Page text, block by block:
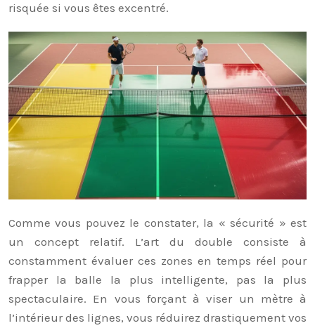
risquée si vous êtes excentré.
Comme vous pouvez le constater, la « sécurité » est
un concept relatif. L’art du double consiste à
constamment évaluer ces zones en temps réel pour
frapper la balle la plus intelligente, pas la plus
spectaculaire. En vous forçant à viser un mètre à
l’intérieur des lignes, vous réduirez drastiquement vos